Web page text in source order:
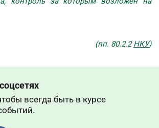
(пп. 80.2.2НКУ)
всегда быть в курсе